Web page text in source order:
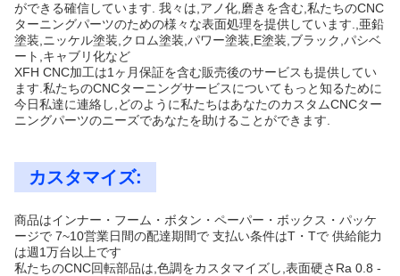
ができる確信しています. 我々は,アノ化,磨きを含む,私たちのCNC
ターニングパーツのための様々な表面処理を提供しています.,亜鉛
塗装,ニッケル塗装,クロム塗装,パワー塗装,E塗装,ブラック,パシベ
ート,キャブリ化など
XFH CNC加工は1ヶ月保証を含む販売後のサービスも提供してい
ます.私たちのCNCターニングサービスについてもっと知るために
今日私達に連絡し,どのように私たちはあなたのカスタムCNCター
ニングパーツのニーズであなたを助けることができます.
カスタマイズ:
商品はインナー・フーム・ボタン・ペーパー・ボックス・パッケ
ージで 7~10営業日間の配達期間で 支払い条件はT・Tで 供給能力
は週1万台以上です
私たちのCNC回転部品は,色調をカスタマイズし,表面硬さRa 0.8 -